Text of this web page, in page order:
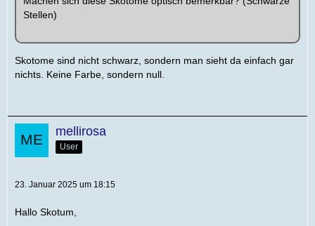
Stellen)
Skotome sind nicht schwarz, sondern man sieht da einfach gar
nichts. Keine Farbe, sondern null.
mellirosa
User
23. Januar 2025 um 18:15
Hallo Skotum,